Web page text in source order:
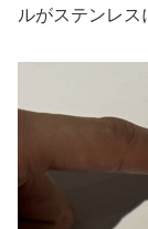
ルがステンレス